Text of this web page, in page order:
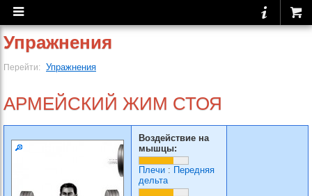
Упражнения
Перейти: Упражнения
АРМЕЙСКИЙ ЖИМ СТОЯ
Воздействие на
мышцы:
Плечи : Передняя
дельта